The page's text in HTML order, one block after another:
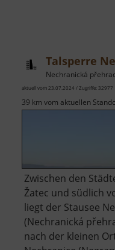
Talsperre
Nechranická přehrada /
aktuell vom 23.07.2024 / Zugriffe: 32977
39 km vom aktuellen
Zwischen den
Žatec und südlich
liegt der Stausee
(Nechranická
nach der kleinen